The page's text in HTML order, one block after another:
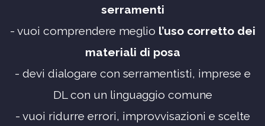
serramenti
- vuoi comprendere meglio l’uso corretto dei
materiali di posa
- devi dialogare con serramentisti, imprese e
DL con un linguaggio comune
- vuoi ridurre errori, improvvisazioni e scelte